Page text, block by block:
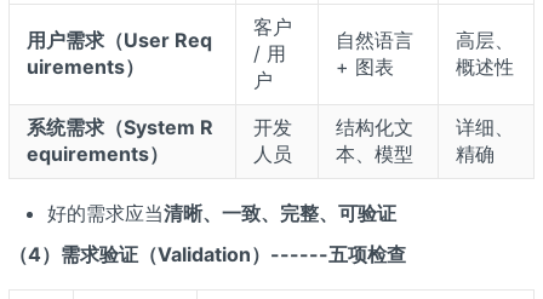
用户需求（User Req
uirements）
客户
/ 用
户
自然语言
+ 图表
高层、
概述性
系统需求（System R
equirements）
开发
人员
结构化文
本、模型
详细、
精确
好的需求应当清晰、一致、完整、可验证
（4）需求验证（Validation）------五项检查